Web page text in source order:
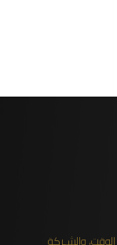
عام 2008. ومنذ ذلـك الوقت، والشـركة